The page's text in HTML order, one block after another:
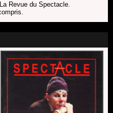
Formes Théâtre 2026
et Olivier Saccomano à la
- CDN
: les lauréats 2026
Revue du Spectacle.